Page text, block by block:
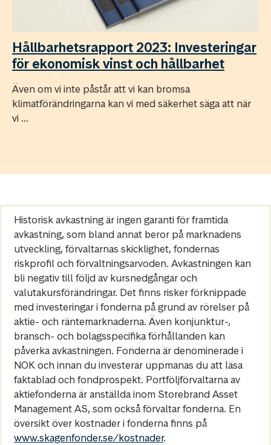
Hållbarhetsrapport 2023: Investeringar
för ekonomisk vinst och hållbarhet
Även om vi inte påstår att vi kan bromsa
klimatförändringarna kan vi med säkerhet säga att när
vi ...
Historisk avkastning är ingen garanti för framtida
avkastning, som bland annat beror på marknadens
utveckling, förvaltarnas skicklighet, fondernas
riskprofil och förvaltningsarvoden. Avkastningen kan
bli negativ till följd av kursnedgångar och
valutakursförändringar. Det finns risker förknippade
med investeringar i fonderna på grund av rörelser på
aktie- och räntemarknaderna. Även konjunktur-,
bransch- och bolagsspecifika förhållanden kan
påverka avkastningen. Fonderna är denominerade i
NOK och innan du investerar uppmanas du att läsa
faktablad och fondprospekt. Portföljförvaltarna av
aktiefonderna är anställda inom Storebrand Asset
Management AS, som också förvaltar fonderna. En
översikt över kostnader i fonderna finns på
www.skagenfonder.se/kostnader.